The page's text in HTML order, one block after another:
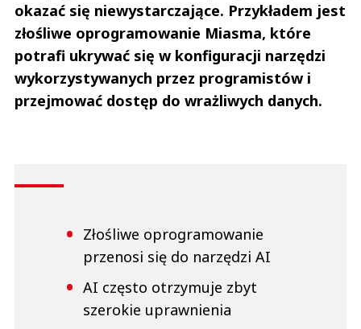
okazać się niewystarczające. Przykładem jest
złośliwe oprogramowanie Miasma, które
potrafi ukrywać się w konfiguracji narzędzi
wykorzystywanych przez programistów i
przejmować dostęp do wrażliwych danych.
Złośliwe oprogramowanie
przenosi się do narzędzi AI
AI często otrzymuje zbyt
szerokie uprawnienia